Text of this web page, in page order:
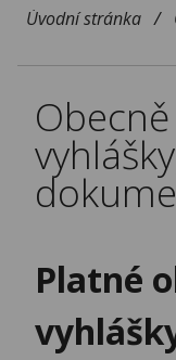
Úvodní stránka /
Platné